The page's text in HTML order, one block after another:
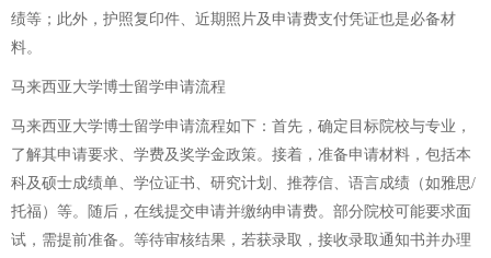
绩等；此外，护照复印件、近期照片及申请费支付凭证也是必备材
料。
马来西亚大学博士留学申请流程
马来西亚大学博士留学申请流程如下：首先，确定目标院校与专业，
了解其申请要求、学费及奖学金政策。接着，准备申请材料，包括本
科及硕士成绩单、学位证书、研究计划、推荐信、语言成绩（如雅思/
托福）等。随后，在线提交申请并缴纳申请费。部分院校可能要求面
试，需提前准备。等待审核结果，若获录取，接收录取通知书并办理